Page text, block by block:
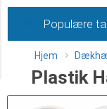
Hjem
Plastik
Type
Category
Populære